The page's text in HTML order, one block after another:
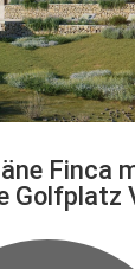
Finca
Golfplatz